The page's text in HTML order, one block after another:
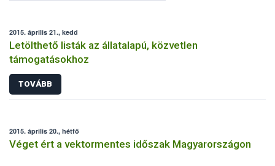
2015. április 21., kedd
Letölthető listák az állatalapú, közvetlen
támogatásokhoz
TOVÁBB
2015. április 20., hétfő
Véget ért a vektormentes időszak Magyarországon